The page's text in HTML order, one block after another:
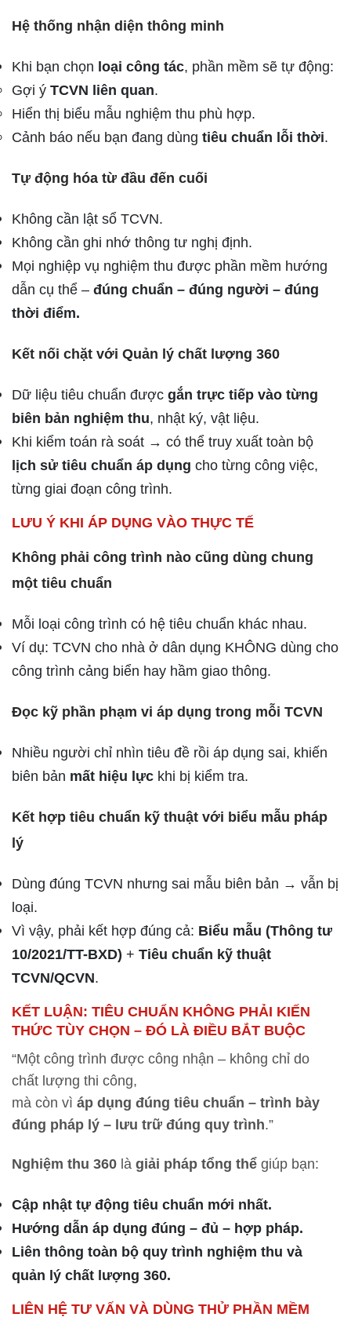
Hệ thống nhận diện thông minh
Khi bạn chọn loại công tác, phần mềm sẽ tự động:
Gợi ý TCVN liên quan.
Hiển thị biểu mẫu nghiệm thu phù hợp.
Cảnh báo nếu bạn đang dùng tiêu chuẩn lỗi thời.
Tự động hóa từ đầu đến cuối
Không cần lật sổ TCVN.
Không cần ghi nhớ thông tư nghị định.
Mọi nghiệp vụ nghiệm thu được phần mềm hướng
dẫn cụ thể – đúng chuẩn – đúng người – đúng
thời điểm.
Kết nối chặt với Quản lý chất lượng 360
Dữ liệu tiêu chuẩn được gắn trực tiếp vào từng
biên bản nghiệm thu, nhật ký, vật liệu.
Khi kiểm toán rà soát → có thể truy xuất toàn bộ
lịch sử tiêu chuẩn áp dụng cho từng công việc,
từng giai đoạn công trình.
LƯU Ý KHI ÁP DỤNG VÀO THỰC TẾ
Không phải công trình nào cũng dùng chung
một tiêu chuẩn
Mỗi loại công trình có hệ tiêu chuẩn khác nhau.
Ví dụ: TCVN cho nhà ở dân dụng KHÔNG dùng cho
công trình cảng biển hay hầm giao thông.
Đọc kỹ phần phạm vi áp dụng trong mỗi TCVN
Nhiều người chỉ nhìn tiêu đề rồi áp dụng sai, khiến
biên bản mất hiệu lực khi bị kiểm tra.
Kết hợp tiêu chuẩn kỹ thuật với biểu mẫu pháp
lý
Dùng đúng TCVN nhưng sai mẫu biên bản → vẫn bị
loại.
Vì vậy, phải kết hợp đúng cả: Biểu mẫu (Thông tư
10/2021/TT-BXD) + Tiêu chuẩn kỹ thuật
TCVN/QCVN.
KẾT LUẬN: TIÊU CHUẨN KHÔNG PHẢI KIẾN
THỨC TÙY CHỌN – ĐÓ LÀ ĐIỀU BẮT BUỘC
“Một công trình được công nhận – không chỉ do
chất lượng thi công,
mà còn vì áp dụng đúng tiêu chuẩn – trình bày
đúng pháp lý – lưu trữ đúng quy trình.”
Nghiệm thu 360 là giải pháp tổng thể giúp bạn:
Cập nhật tự động tiêu chuẩn mới nhất.
Hướng dẫn áp dụng đúng – đủ – hợp pháp.
Liên thông toàn bộ quy trình nghiệm thu và
quản lý chất lượng 360.
LIÊN HỆ TƯ VẤN VÀ DÙNG THỬ PHẦN MỀM